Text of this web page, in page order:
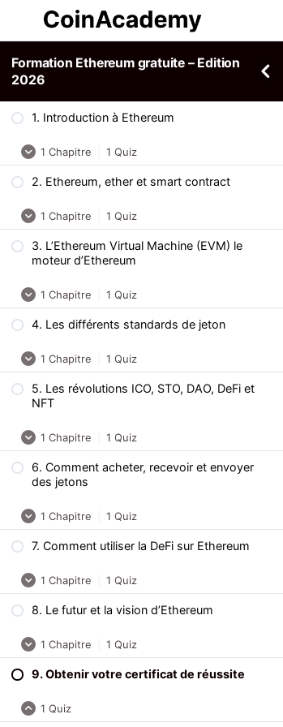
Formation Ethereum gratuite – Edition
2026
1. Introduction à Ethereum
1 Chapitre 1 Quiz
Ce qu’il faut retenir
Quiz – Formation Ethereum : Introduction
à Ethereum
2. Ethereum, ether et smart contract
1 Chapitre 1 Quiz
Ce qu’il faut retenir
ether et smart contract
3. L’Ethereum Virtual Machine (EVM) le
moteur d’Ethereum
1 Chapitre 1 Quiz
Ce qu’il faut retenir
Quiz – Formation Ethereum : L’Ethereum
Virtual Machine (EVM) le moteur
d’Ethereum
4. Les différents standards de jeton
1 Chapitre 1 Quiz
Ce qu’il faut retenir
différents standards de jeton
5. Les révolutions ICO, STO, DAO, DeFi et
NFT
1 Chapitre 1 Quiz
Ce qu’il faut retenir
révolutions ICO, STO, DAO, DeFi et NFT
6. Comment acheter, recevoir et envoyer
des jetons
1 Chapitre 1 Quiz
Ce qu’il faut retenir
Quiz – Formation Ethereum : Comment
acheter, recevoir et envoyer des jetons
7. Comment utiliser la DeFi sur Ethereum
1 Chapitre 1 Quiz
Ce qu’il faut retenir
Quiz – Formation Ethereum : Comment
utiliser la DeFi sur Ethereum
8. Le futur et la vision d’Ethereum
1 Chapitre 1 Quiz
Ce qu’il faut retenir
Quiz – Formation Ethereum : Le futur et la
9. Obtenir votre certificat de réussite
1 Quiz